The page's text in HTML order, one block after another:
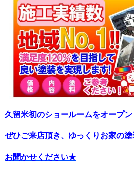
久留米初のショールームをオープン
ぜひご来店頂き、ゆっくりお家の塗
お聞かせください★